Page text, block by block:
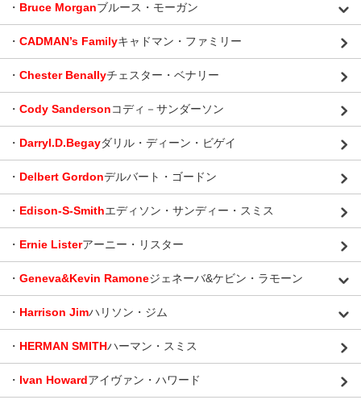
・ Bruce Morganブルース・モーガン
・ CADMAN’s Familyキャドマン・ファミリー
・ Chester Benallyチェスター・ベナリー
・ Cody Sandersonコディ－サンダーソン
・ Darryl.D.Begayダリル・ディーン・ビゲイ
・ Delbert Gordonデルバート・ゴードン
・ Edison-S-Smithエディソン・サンディー・スミス
・ Ernie Listerアーニー・リスター
・ Geneva&Kevin Ramoneジェネーバ&ケビン・ラモーン
・ Harrison Jimハリソン・ジム
・ HERMAN SMITHハーマン・スミス
・ Ivan Howardアイヴァン・ハワード